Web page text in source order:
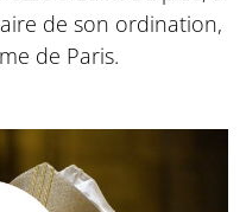
de son ordination,
de Paris.